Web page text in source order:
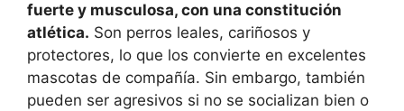
fuerte y musculosa, con una constitución
atlética. Son perros leales, cariñosos y
protectores, lo que los convierte en excelentes
mascotas de compañía. Sin embargo, también
pueden ser agresivos si no se socializan bien o